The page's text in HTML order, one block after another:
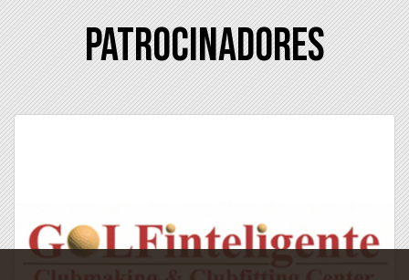
Patrocinadores